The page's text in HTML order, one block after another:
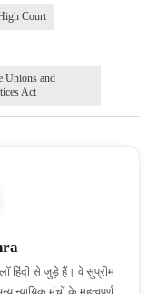
Court
Unions and
Act
हिंदी से जुड़े हैं। वे सुप्रीम